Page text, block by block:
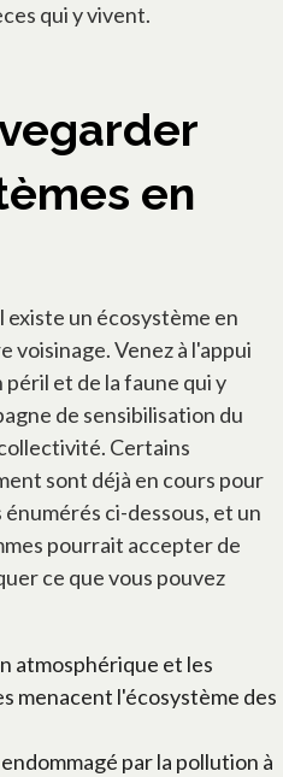
qui y vivent.
en
existe un écosystème en
Venez à l'appui
et de la faune qui y
de sensibilisation du
Certains
sont déjà en cours pour
ci-dessous, et un
pourrait accepter de
ce que vous pouvez
atmosphérique et les
menacent l'écosystème des
par la pollution à